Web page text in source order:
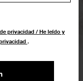
privacidad / He leído y
.